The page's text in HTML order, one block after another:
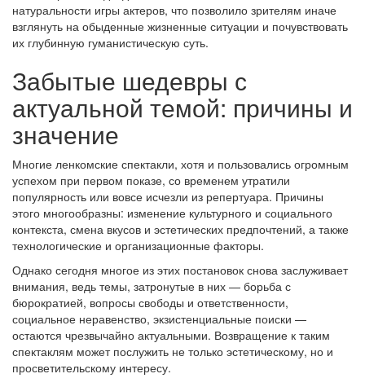
натуральности игры актеров, что позволило зрителям иначе
взглянуть на обыденные жизненные ситуации и почувствовать
их глубинную гуманистическую суть.
Забытые шедевры с
актуальной темой: причины и
значение
Многие ленкомские спектакли, хотя и пользовались огромным
успехом при первом показе, со временем утратили
популярность или вовсе исчезли из репертуара. Причины
этого многообразны: изменение культурного и социального
контекста, смена вкусов и эстетических предпочтений, а также
технологические и организационные факторы.
Однако сегодня многое из этих постановок снова заслуживает
внимания, ведь темы, затронутые в них — борьба с
бюрократией, вопросы свободы и ответственности,
социальное неравенство, экзистенциальные поиски —
остаются чрезвычайно актуальными. Возвращение к таким
спектаклям может послужить не только эстетическому, но и
просветительскому интересу.